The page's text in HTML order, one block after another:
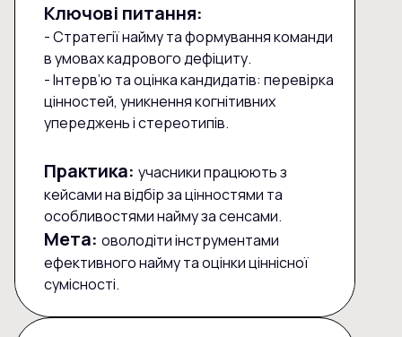
Ключові питання:
- Стратегії найму та формування команди
в умовах кадрового дефіциту.
- Інтерв’ю та оцінка кандидатів: перевірка
цінностей, уникнення когнітивних
упереджень і стереотипів.
Практика: учасники працюють з
кейсами на відбір за цінностями та
особливостями найму за сенсами.
Мета: оволодіти інструментами
ефективного найму та оцінки ціннісної
сумісності.